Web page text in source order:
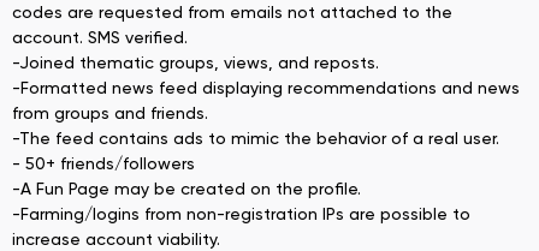
codes are requested from emails not attached to the
account. SMS verified.
-Joined thematic groups, views, and reposts.
-Formatted news feed displaying recommendations and news
from groups and friends.
-The feed contains ads to mimic the behavior of a real user.
- 50+ friends/followers
-A Fun Page may be created on the profile.
-Farming/logins from non-registration IPs are possible to
increase account viability.